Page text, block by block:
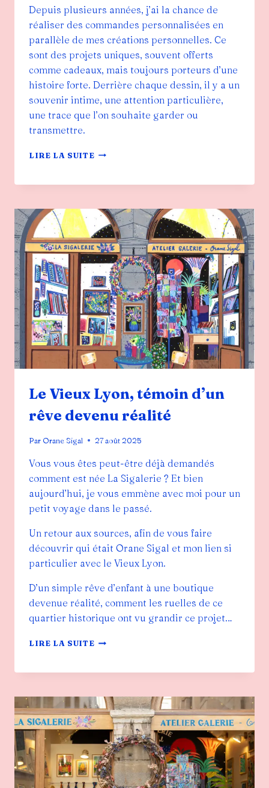
Depuis plusieurs années, j’ai la chance de
réaliser des commandes personnalisées en
parallèle de mes créations personnelles. Ce
sont des projets uniques, souvent offerts
comme cadeaux, mais toujours porteurs d’une
histoire forte. Derrière chaque dessin, il y a un
souvenir intime, une attention particulière,
une trace que l’on souhaite garder ou
transmettre.
LIRE LA SUITELES
DONNER
VIE
À
VOS
SOUVENIRS
Le Vieux Lyon, témoin d’un
rêve devenu réalité
Par Orane Sigal 27 août 2025
Vous vous êtes peut-être déjà demandés
comment est née La Sigalerie ? Et bien
aujourd’hui, je vous emmène avec moi pour un
petit voyage dans le passé.
Un retour aux sources, afin de vous faire
découvrir qui était Orane Sigal et mon lien si
particulier avec le Vieux Lyon.
D’un simple rêve d’enfant à une boutique
devenue réalité, comment les ruelles de ce
quartier historique ont vu grandir ce projet…
LIRE LA SUITELE
RÊVE
DEVENU
RÉALITÉ